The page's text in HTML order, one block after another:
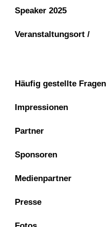
Speaker 2025
Veranstaltungsort /
Häufig gestellte Fragen
Impressionen
Partner
Sponsoren
Medienpartner
Presse